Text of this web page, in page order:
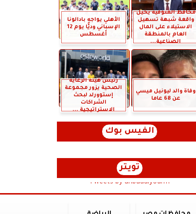
محافظ المنوفية يحيل
واقعة شبهة تسهيل
الاستيلاء على المال
العام بالمنطقة
الصناعية...
الأهلي يواجه بادالونا
الإسباني وديًّا يوم 12
أغسطس
وفاة والد ليونيل ميسي
عن 68 عاما
رئيس هيئة الرعاية
الصحية يزور مجموعة
إستوورلد لبحث
الشراكات
الاستراتيجية ...
الفيس بوك
تويتر
Tweets by anbaaalyoum1